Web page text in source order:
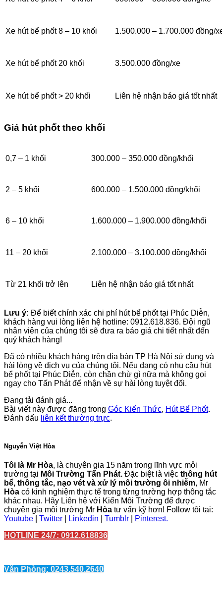
Xe hút bể phốt 8 – 10 khối 1.500.000 – 1.700.000 đồng/
Xe hút bể phốt 20 khối 3.500.000 đồng/xe
Xe hút bể phốt > 20 khối Liên hệ nhận báo giá tốt nhất
Giá hút phốt theo khối
0,7 – 1 khối 300.000 – 350.000 đồng/khối
2 – 5 khối 600.000 – 1.500.000 đồng/khối
6 – 10 khối 1.600.000 – 1.900.000 đồng/khối
11 – 20 khối 2.100.000 – 3.100.000 đồng/khối
Từ 21 khối trở lên Liên hệ nhận báo giá tốt nhất
Lưu ý: Để biết chính xác chi phí hút bể phốt tại Phúc Diễn,
khách hàng vui lòng liên hệ hotline: 0912.618.836. Đội ngũ
nhân viên của chúng tôi sẽ đưa ra báo giá chi tiết nhất đến
quý khách hàng!
Đã có nhiều khách hàng trên địa bàn TP Hà Nội sử dụng và
hài lòng về dịch vụ của chúng tôi. Nếu đang có nhu cầu hút
bể phốt tại Phúc Diễn, còn chần chừ gì nữa mà không gọi
ngay cho Tấn Phát để nhận về sự hài lòng tuyệt đối.
Đang tải đánh giá...
Bài viết này được đăng trong Góc Kiến Thức, Hút Bể Phốt.
Đánh dấu liên kết thường trực.
Nguyễn Việt Hòa
Tôi là Mr Hòa, là chuyên gia 15 năm trong lĩnh vực môi
trường tại Môi Trường Tấn Phát. Đặc biệt là việc thông hút
bể, thông tắc, nạo vét và xử lý môi trường ôi nhiễm, Mr
Hòa có kinh nghiệm thực tế trong từng trường hợp thông tắc
khác nhau. Hãy Liên hệ với Kiến Môi Trường để được
chuyên gia môi trường Mr Hòa tư vấn kỹ hơn! Follow tôi tại:
Youtube
Twitter Linkedin Tumblr
Pinterest.
HOTLINE 24/7: 0912.618836
Văn Phòng: 0243.540.2640